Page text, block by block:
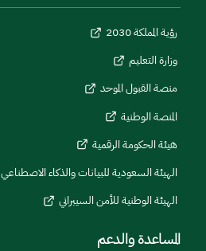
رؤية المملكة 2030
وزارة التعليم
منصة القبول الموحد
المنصة الوطنية
هيئة الحكومة الرقمية
الهيئة السعودية للبيانات والذكاء الاصطناعي
الهيئة الوطنية للأمن السيبراني
المساعدة والدعم